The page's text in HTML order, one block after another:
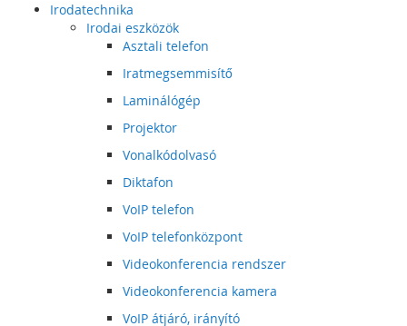
Irodatechnika
Irodai eszközök
Asztali telefon
Iratmegsemmisítő
Laminálógép
Projektor
Vonalkódolvasó
Diktafon
VoIP telefon
VoIP telefonközpont
Videokonferencia rendszer
Videokonferencia kamera
VoIP átjáró, irányító